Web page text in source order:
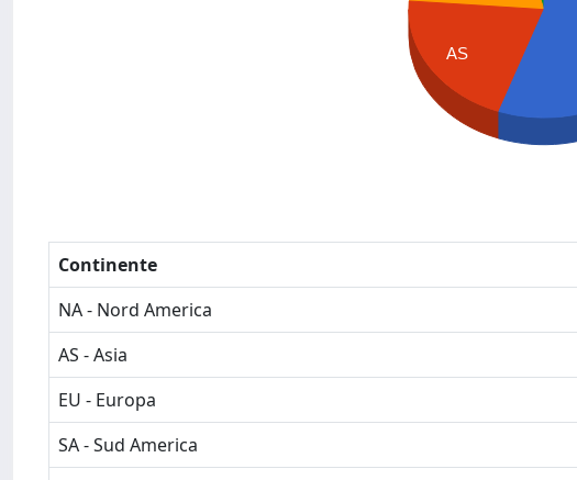
AS
Continente
NA - Nord America
AS - Asia
EU - Europa
SA - Sud America